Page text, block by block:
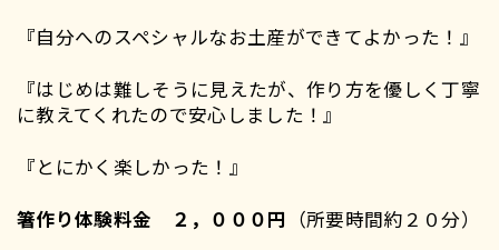
『自分へのスペシャルなお土産ができてよかった！』
『はじめは難しそうに見えたが、作り方を優しく丁寧
に教えてくれたので安心しました！』
『とにかく楽しかった！』
箸作り体験料金 ２，０００円 （所要時間約２０分）